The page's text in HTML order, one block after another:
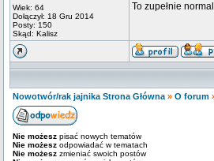
Wiek: 64
Dołączył: 18 Gru 2014
Posty: 150
Skąd: Kalisz
To zupełnie
Nowotwór/rak jajnika Strona Główna » O forum
Nie możesz pisać nowych tematów
Nie możesz odpowiadać w tematach
Nie możesz zmieniać swoich postów